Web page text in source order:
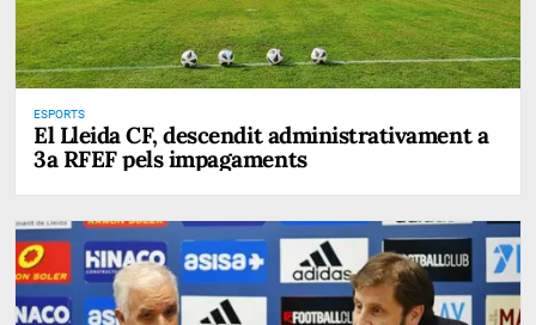
ESPORTS
El Lleida CF, descendit administrativament a
3a RFEF pels impagaments